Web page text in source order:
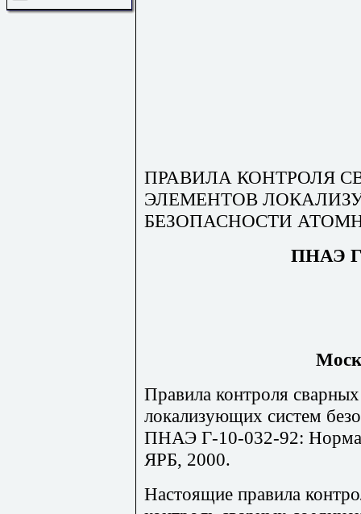
ПРАВИЛА КОНТРОЛЯ
ЭЛЕМЕНТОВ
БЕЗОПАСНОСТИ
ПНАЭ
Правила контроля
локализующих систем
ПНАЭ Г-10-032-92:
ЯРБ, 2000.
Настоящие правила